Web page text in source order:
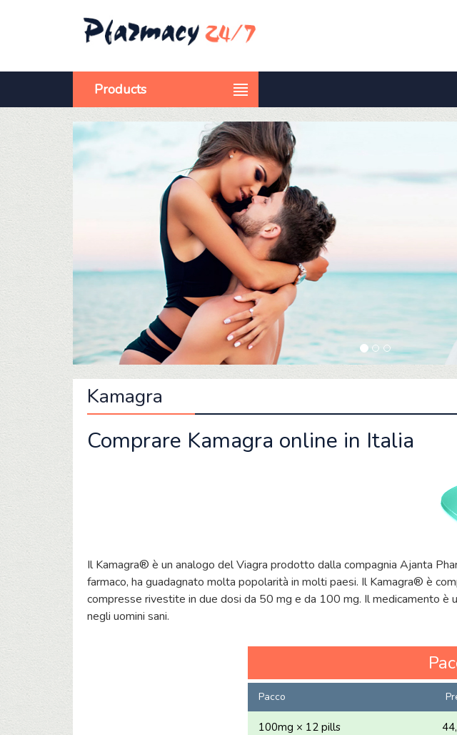
Products
Kamagra
Comprare Kamagra online in Italia
Il Kamagra® è un analogo del Viagra prodotto dalla compagnia Ajanta
farmaco, ha guadagnato molta popolarità in molti paesi. Il Kamagra® è
compresse rivestite in due dosi da 50 mg e da 100 mg. Il medicamento
negli uomini sani.
Pacco
100mg × 12 pills